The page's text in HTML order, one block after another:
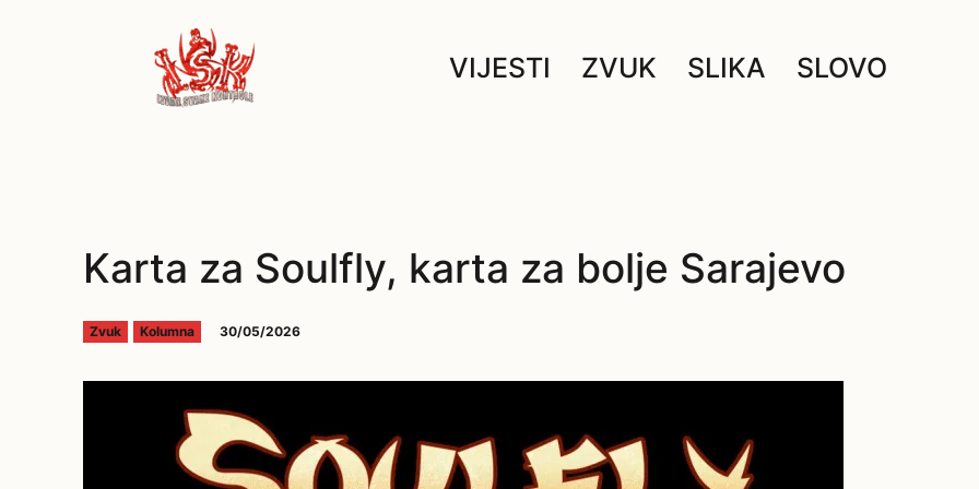
VIJESTI ZVUK SLIKA SLOVO
Karta za Soulfly, karta za bolje Sarajevo
Zvuk Kolumna 30/05/2026